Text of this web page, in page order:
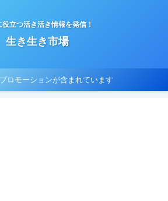
役立つ活き活き情報を発信！
生き生き市場
ロモーションが含まれています